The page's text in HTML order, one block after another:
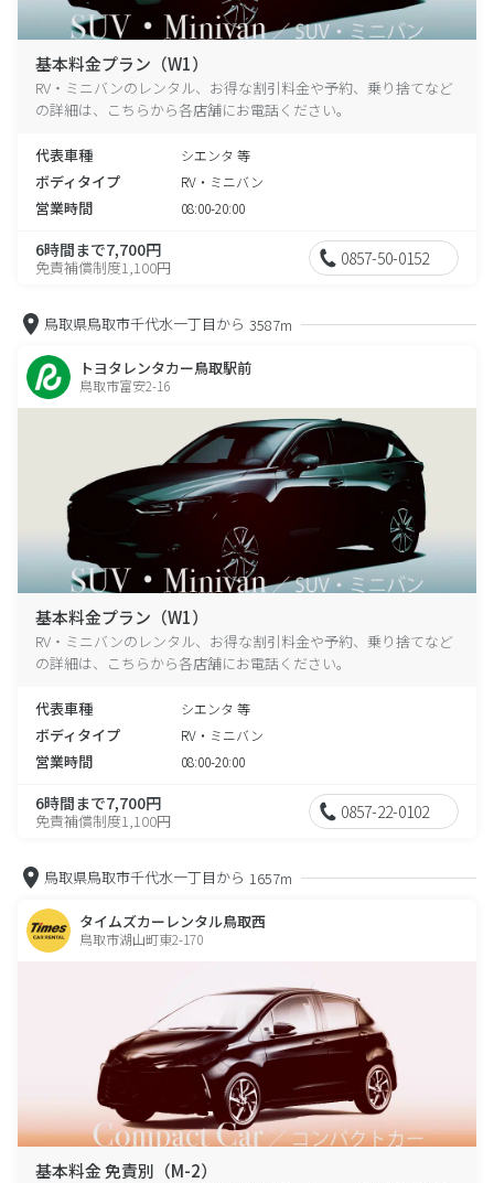
基本料金プラン（W1）
RV・ミニバンのレンタル、お得な割引料金や予約、乗り捨てなど
の詳細は、こちらから各店舗にお電話ください。
代表車種 シエンタ 等
ボディタイプ RV・ミニバン
営業時間 08:00-20:00
6時間まで7,700円
免責補償制度1,100円 0857-50-0152
鳥取県鳥取市千代水一丁目から 3587m
トヨタレンタカー鳥取駅前
鳥取市富安2-16
基本料金プラン（W1）
RV・ミニバンのレンタル、お得な割引料金や予約、乗り捨てなど
の詳細は、こちらから各店舗にお電話ください。
代表車種 シエンタ 等
ボディタイプ RV・ミニバン
営業時間 08:00-20:00
6時間まで7,700円
免責補償制度1,100円 0857-22-0102
鳥取県鳥取市千代水一丁目から 1657m
タイムズカーレンタル鳥取西
鳥取市湖山町東2-170
基本料金 免責別（M-2）